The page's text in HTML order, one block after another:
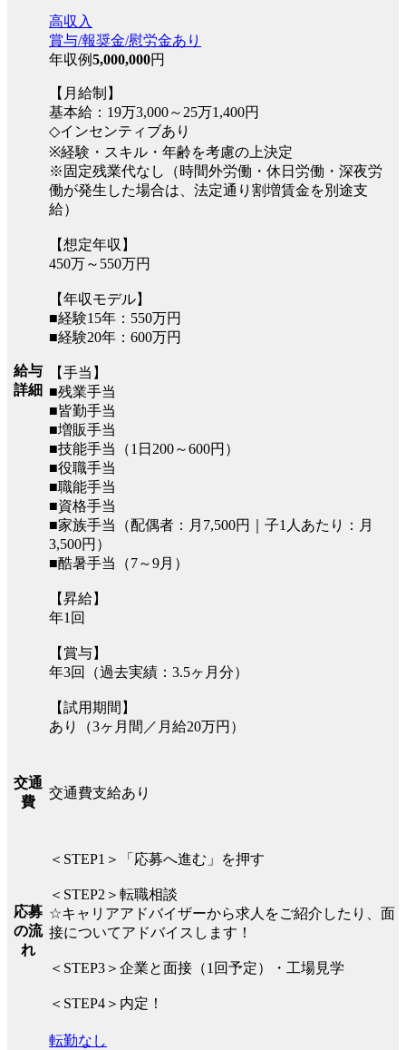
給与
詳細
高収入
賞与/報奨金/慰労金あり
年収例5,000,000円
【月給制】
基本給：19万3,000～25万1,400円
◇インセンティブあり
※経験・スキル・年齢を考慮の上決定
※固定残業代なし（時間外労働・休日労働・深夜労
働が発生した場合は、法定通り割増賃金を別途支
給）
【想定年収】
450万～550万円
【年収モデル】
■経験15年：550万円
■経験20年：600万円
【手当】
■残業手当
■皆勤手当
■増販手当
■技能手当（1日200～600円）
■役職手当
■職能手当
■資格手当
■家族手当（配偶者：月7,500円｜子1人あたり：月
3,500円）
■酷暑手当（7～9月）
【昇給】
年1回
【賞与】
年3回（過去実績：3.5ヶ月分）
【試用期間】
あり（3ヶ月間／月給20万円）
交通
費
交通費支給あり
応募
の流
れ
＜STEP1＞「応募へ進む」を押す
＜STEP2＞転職相談
☆キャリアアドバイザーから求人をご紹介したり、面
接についてアドバイスします！
＜STEP3＞企業と面接（1回予定）・工場見学
＜STEP4＞内定！
転勤なし